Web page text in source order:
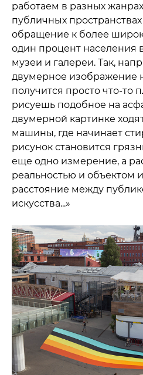
работаем в разных
публичных пространствах
обращение к более
один процент населения
музеи и галереи. Так,
двумерное изображение
получится просто что-то
рисуешь подобное на
двумерной картинке
машины, где начинает
рисунок становится
еще одно измерение, а
реальностью и объектом
расстояние между
искусства...»